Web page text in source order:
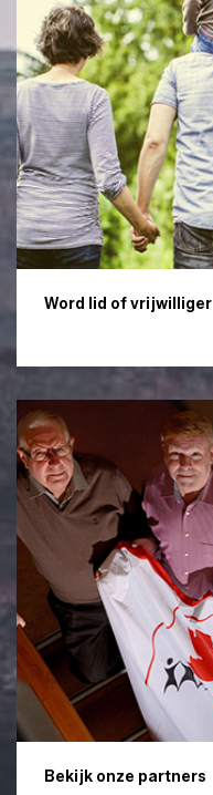
Word lid of vrijwilliger
Bekijk onze partners